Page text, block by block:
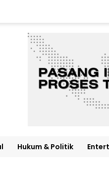
Hukum & Politik